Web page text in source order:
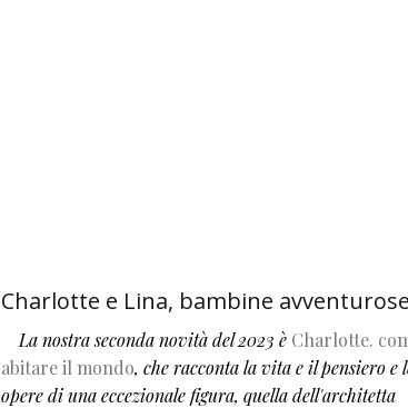
Charlotte e Lina, bambine
La nostra seconda novità del 2023 è Charlotte.
abitare il mondo, che racconta la vita e il pensiero e
opere di una eccezionale figura, quella dell'architetta